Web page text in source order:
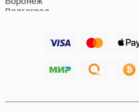
Волгоград
Хабаровск